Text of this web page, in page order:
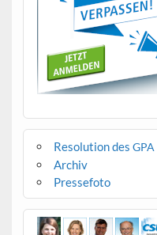
Resolution des GPA
Archiv
Pressefoto